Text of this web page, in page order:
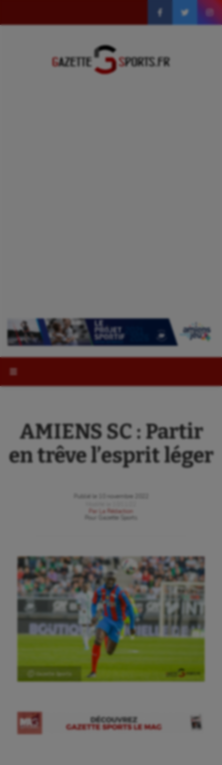
AMIENS SC : Partir
en trêve l’esprit léger
Publié le
10 novembre 2022
Par
La Rédaction
Gazette Sports
Ⓒ Gazette Sports